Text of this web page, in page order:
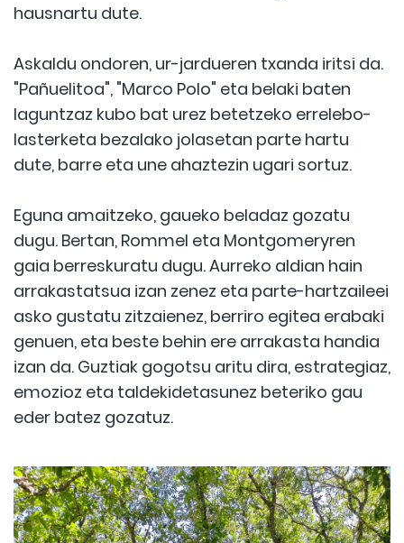
hausnartu dute.
Askaldu ondoren, ur-jardueren txanda iritsi da.
"Pañuelitoa", "Marco Polo" eta belaki baten
laguntzaz kubo bat urez betetzeko errelebo-
lasterketa bezalako jolasetan parte hartu
dute, barre eta une ahaztezin ugari sortuz.
Eguna amaitzeko, gaueko beladaz gozatu
dugu. Bertan, Rommel eta Montgomeryren
gaia berreskuratu dugu. Aurreko aldian hain
arrakastatsua izan zenez eta parte-hartzaileei
asko gustatu zitzaienez, berriro egitea erabaki
genuen, eta beste behin ere arrakasta handia
izan da. Guztiak gogotsu aritu dira, estrategiaz,
emozioz eta taldekidetasunez beteriko gau
eder batez gozatuz.